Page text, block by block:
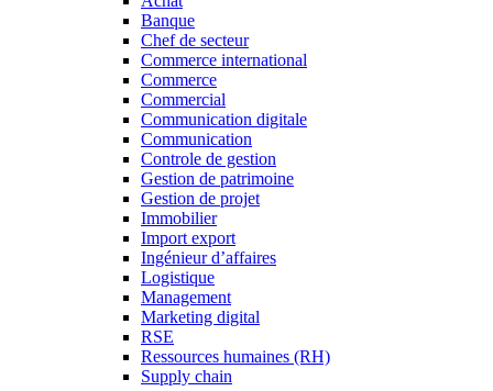
Banque
Chef de secteur
Commerce international
Commerce
Commercial
Communication digitale
Communication
Controle de gestion
Gestion de patrimoine
Gestion de projet
Immobilier
Import export
Ingénieur d’affaires
Logistique
Management
Marketing digital
RSE
Ressources humaines (RH)
Supply chain